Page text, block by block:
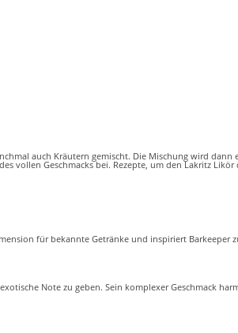
auch Kräutern gemischt. Die Mischung wird dann
vollen Geschmacks bei. Rezepte, um den Lakritz
für bekannte Getränke und inspiriert Barkeeper
Note zu geben. Sein komplexer Geschmack